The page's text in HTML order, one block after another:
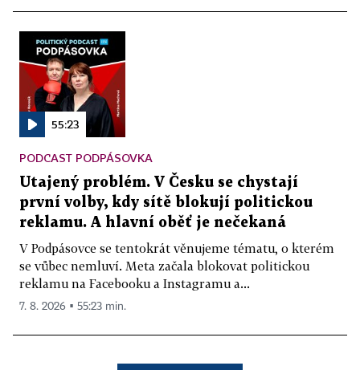
55:23
PODCAST PODPÁSOVKA
Utajený problém. V Česku se chystají
první volby, kdy sítě blokují politickou
reklamu. A hlavní oběť je nečekaná
V Podpásovce se tentokrát věnujeme tématu, o kterém
se vůbec nemluví. Meta začala blokovat politickou
reklamu na Facebooku a Instagramu a...
7. 8. 2026 ▪ 55:23 min.